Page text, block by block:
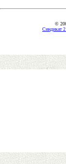
©
Синдикат